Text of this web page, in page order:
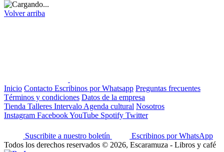
Volver arriba
Inicio Contacto Escribinos por Whatsapp Preguntas frecuentes
Términos y condiciones Datos de la empresa
Tienda Talleres Intervalo Agenda cultural Nosotros
Instagram FacebookYouTube Spotify Twitter
Suscribite a nuestro boletín
Escribinos por WhatsApp
Todos los derechos reservados © 2026, Escaramuza - Libros y café